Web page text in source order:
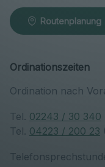
Routenplanung
Ordinationszeiten
Ordination nach
Tel. 02243 / 30 340
Tel. 04223 / 200 23